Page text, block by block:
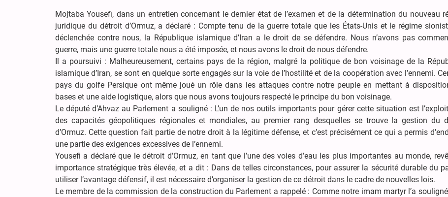
Mojtaba Yousefi, dans un entretien concernant le dernier état de l’examen et de la détermination du nouveau
juridique du détroit d’Ormuz, a déclaré : Compte tenu de la guerre totale que les États-Unis et le régime
déclenchée contre nous, la République islamique d’Iran a le droit de se défendre. Nous n’avons pas
guerre, mais une guerre totale nous a été imposée, et nous avons le droit de nous défendre.
Il a poursuivi : Malheureusement, certains pays de la région, malgré la politique de bon voisinage de la
islamique d’Iran, se sont en quelque sorte engagés sur la voie de l’hostilité et de la coopération avec l’ennemi.
pays du golfe Persique ont même joué un rôle dans les attaques contre notre peuple en mettant à
bases et une aide logistique, alors que nous avons toujours respecté le principe du bon voisinage.
Le député d’Ahvaz au Parlement a souligné : L’un de nos outils importants pour gérer cette situation est
des capacités géopolitiques régionales et mondiales, au premier rang desquelles se trouve la gestion du
d’Ormuz. Cette question fait partie de notre droit à la légitime défense, et c’est précisément ce qui a permis
une partie des exigences excessives de l’ennemi.
Yousefi a déclaré que le détroit d’Ormuz, en tant que l’une des voies d’eau les plus importantes au monde,
importance stratégique très élevée, et a dit : Dans de telles circonstances, pour assurer la sécurité durable du
utiliser l’avantage défensif, il est nécessaire d’organiser la gestion de ce détroit dans le cadre de nouvelles lois.
Le membre de la commission de la construction du Parlement a rappelé : Comme notre imam martyr l’a